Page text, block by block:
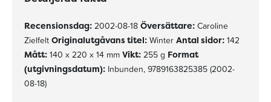
Recensionsdag: 2002-08-18 Översättare: Caroline
Zielfelt Originalutgåvans titel: Winter Antal sidor: 142
Mått: 140 x 220 x 14 mm Vikt: 255 g Format
(utgivningsdatum): Inbunden, 9789163825385 (2002-
08-18)